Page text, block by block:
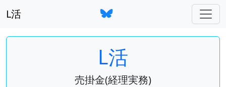
L活
L活
売掛金(経理実務)